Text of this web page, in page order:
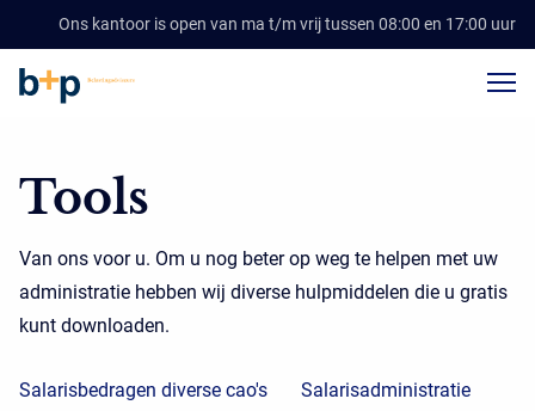
Ons kantoor is open van ma t/m vrij tussen 08:00 en 17:00 uur
Tools
Van ons voor u. Om u nog beter op weg te helpen met uw
administratie hebben wij diverse hulpmiddelen die u gratis
kunt downloaden.
Salarisbedragen diverse cao's
Salarisadministratie